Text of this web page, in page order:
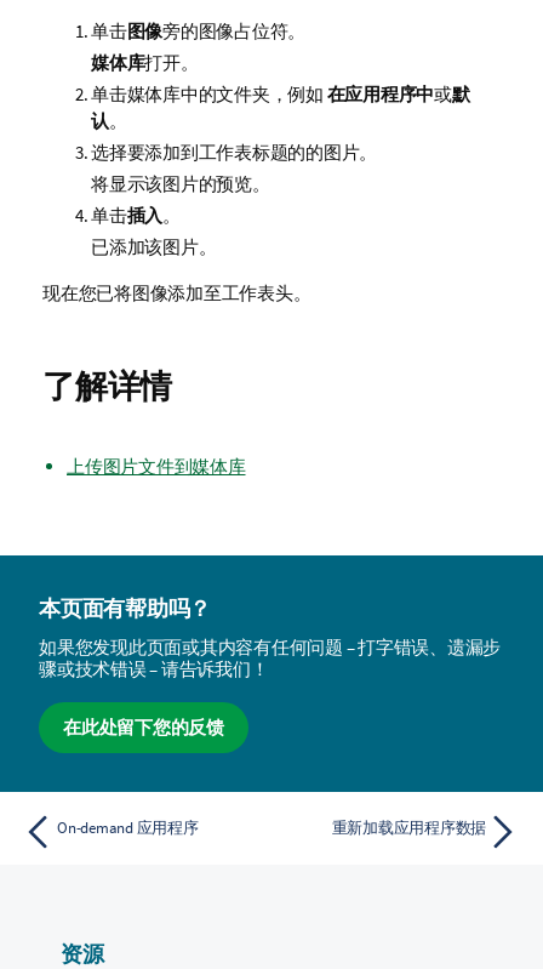
单击图像旁的图像占位符。
媒体库打开。
单击媒体库中的文件夹，例如 在应用程序中或默
认。
选择要添加到工作表标题的的图片。
将显示该图片的预览。
单击插入。
已添加该图片。
现在您已将图像添加至工作表头。
了解详情
上传图片文件到媒体库
本页面有帮助吗？
如果您发现此页面或其内容有任何问题 – 打字错误、遗漏步
骤或技术错误 – 请告诉我们！
在此处留下您的反馈
On-demand 应用程序 重新加载应用程序数据
资源